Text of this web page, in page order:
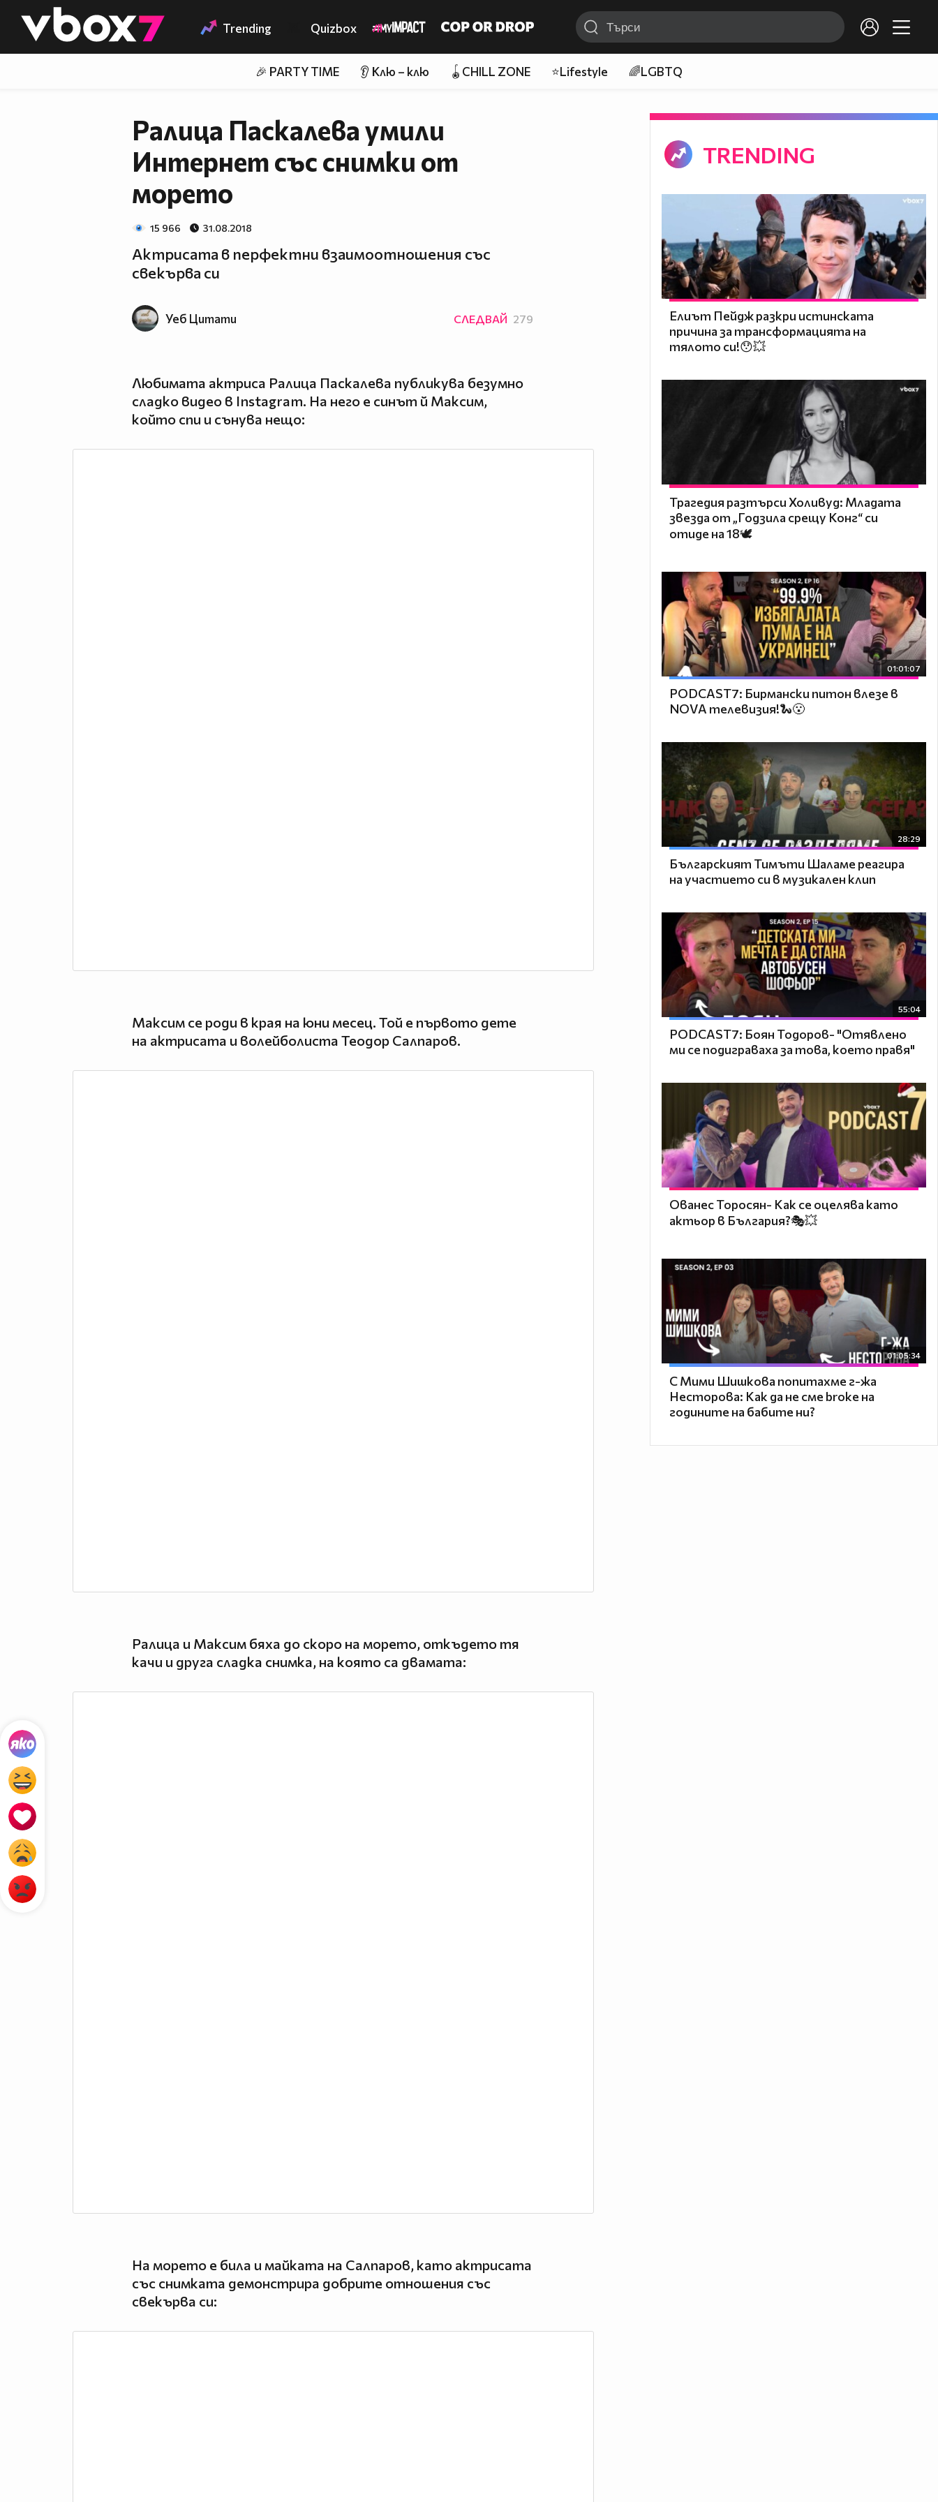
👾 Trending Quizbox
🎉 PARTY TIME 👂 Клю – клю 🪀CHILL ZONE ⭐Lifestyle 🌈LGBTQ
Ралица Паскалева умили
Интернет със снимки от
морето
15 966 31.08.2018
Актрисата в перфектни взаимоотношения със
свекърва си
Уеб Цитати СЛЕДВАЙ 279
Любимата актриса Ралица Паскалева публикува безумно
сладко видео в Instagram. На него е синът й Максим,
който спи и сънува нещо:
Максим се роди в края на юни месец. Той е първото дете
на актрисата и волейболиста Теодор Салпаров.
Ралица и Максим бяха до скоро на морето, откъдето тя
качи и друга сладка снимка, на която са двамата:
На морето е била и майката на Салпаров, като актрисата
със снимката демонстрира добрите отношения със
свекърва си:
TRENDING
Елиът Пейдж разкри истинската
причина за трансформацията на
тялото си!😯💥
Трагедия разтърси Холивуд: Младата
звезда от „Годзила срещу Конг“ си
отиде на 18🕊️
01:01:07
PODCAST7: Бирмански питон влезе в
NOVA телевизия!🐍😮
28:29
Българският Тимъти Шаламе реагира
на участието си в музикален клип
55:04
PODCAST7: ‪Боян Тодоров- "Отявлено
ми се подиграваха за това, което правя"
Ованес Торосян- Как се оцелява като
актьор в България?🎭💥
01:05:34
С Мими Шишкова попитахме г-жа
Несторова: Как да не сме broke на
годините на бабите ни?